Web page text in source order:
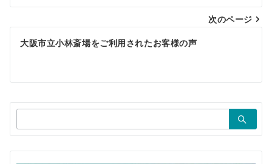
ビ
ゲ
シ
ョ
ン
次のページ
大阪市立小林斎場をご利用されたお客様の声
索：